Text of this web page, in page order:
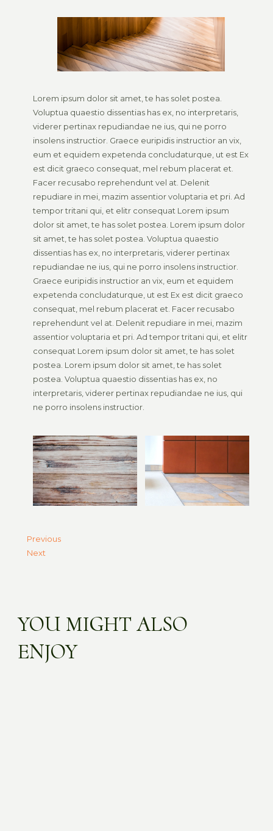
Lorem ipsum dolor sit amet, te has solet postea.
Voluptua quaestio dissentias has ex, no interpretaris,
viderer pertinax repudiandae ne ius, qui ne porro
insolens instructior. Graece euripidis instructior an vix,
eum et equidem expetenda concludaturque, ut est Ex
est dicit graeco consequat, mel rebum placerat et.
Facer recusabo reprehendunt vel at. Delenit
repudiare in mei, mazim assentior voluptaria et pri. Ad
tempor tritani qui, et elitr consequat Lorem ipsum
dolor sit amet, te has solet postea. Lorem ipsum dolor
sit amet, te has solet postea. Voluptua quaestio
dissentias has ex, no interpretaris, viderer pertinax
repudiandae ne ius, qui ne porro insolens instructior.
Graece euripidis instructior an vix, eum et equidem
expetenda concludaturque, ut est Ex est dicit graeco
consequat, mel rebum placerat et. Facer recusabo
reprehendunt vel at. Delenit repudiare in mei, mazim
assentior voluptaria et pri. Ad tempor tritani qui, et elitr
consequat Lorem ipsum dolor sit amet, te has solet
postea. Lorem ipsum dolor sit amet, te has solet
postea. Voluptua quaestio dissentias has ex, no
interpretaris, viderer pertinax repudiandae ne ius, qui
ne porro insolens instructior.
Previous
Next
YOU MIGHT ALSO
ENJOY